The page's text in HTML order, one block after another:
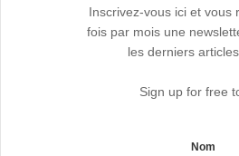
Inscrivez-vous ici et vous
fois par mois une
les derniers
Sign up for free
Nom